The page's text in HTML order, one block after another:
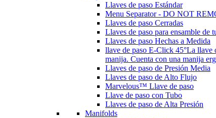
Llaves de paso Estándar
Menu Separator - DO NOT
Llaves de paso Cerradas
Llaves de paso para ensamble de
Llaves de paso Hechas a Medida
llave de paso E-Click 45°La llave
manija. Cuenta con una manija
Llaves de paso de Presión Media
Llaves de paso de Alto Flujo
Marvelous™ Llave de paso
Llave de paso con Tubo
Llaves de paso de Alta Presión
Manifolds